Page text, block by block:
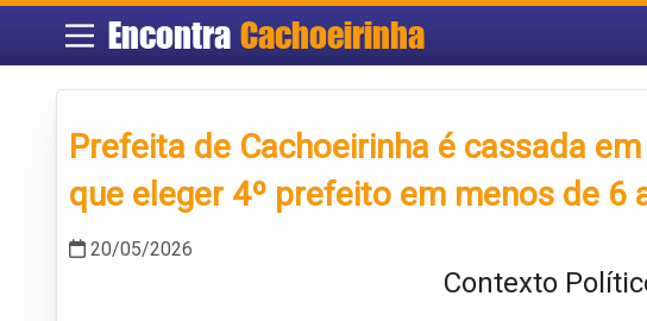
Encontra Cachoeirinha
Prefeita de Cachoeirinha é cassada
que eleger 4º prefeito em menos de 6
20/05/2026
Contexto